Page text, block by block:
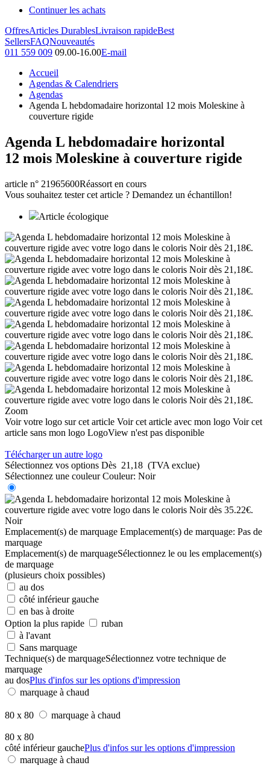
Continuer les achats
OffresArticles DurablesLivraison rapideBest
SellersFAQNouveautés
011 559 009 09.00-16.00E-mail
Accueil
Agendas & Calendriers
Agendas
Agenda L hebdomadaire horizontal 12 mois Moleskine à
couverture rigide
Agenda L hebdomadaire horizontal
12 mois Moleskine à couverture rigide
article n° 21965600Réassort en cours
Vous souhaitez tester cet article ? Demandez un échantillon!
Article écologique
Zoom
Voir votre logo sur cet article Voir cet article avec mon logo Voir cet
article sans mon logo LogoView n'est pas disponible
Télécharger un autre logo
Sélectionnez vos options Dès 21,18 (TVA exclue)
Sélectionnez une couleur Couleur: Noir
Noir
Emplacement(s) de marquage Emplacement(s) de marquage: Pas de
marquage
Emplacement(s) de marquageSélectionnez le ou les emplacement(s)
de marquage
(plusieurs choix possibles)
au dos
côté inférieur gauche
en bas à droite
Option la plus rapide
ruban
à l'avant
Sans marquage
Technique(s) de marquageSélectionnez votre technique de
marquage
au dosPlus d'infos sur les options d'impression
marquage à chaud
80 x 80 marquage à chaud
80 x 80
côté inférieur gauchePlus d'infos sur les options d'impression
marquage à chaud